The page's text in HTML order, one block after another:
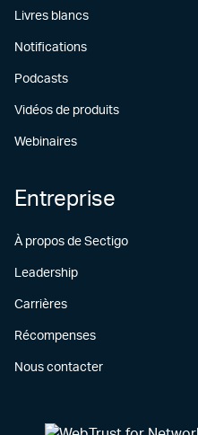
Livres blancs
Notifications
Podcasts
Vidéos de produits
Webinaires
Entreprise
À propos de Sectigo
Leadership
Carrières
Récompenses
Nous contacter